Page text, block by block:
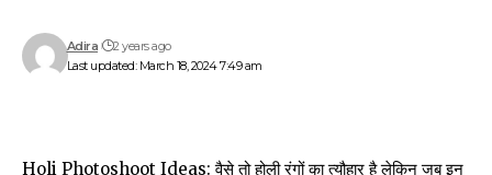
Last updated: March 18, 2024 7:49 am
Adira 2 years ago
Holi Photoshoot Ideas: वैसे तो होली रंगों का त्यौहार है लेकिन जब इन